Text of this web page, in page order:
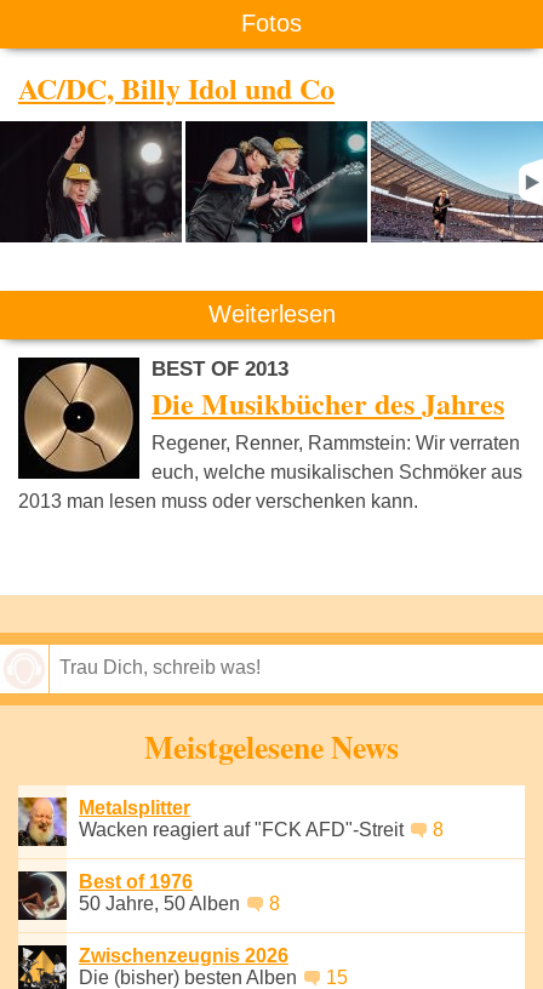
Fotos
AC/DC, Billy Idol und Co
Weiterlesen
BEST OF 2013
Die Musikbücher des Jahres
Regener, Renner, Rammstein: Wir verraten
euch, welche musikalischen Schmöker aus
2013 man lesen muss oder verschenken kann.
Meistgelesene News
Metalsplitter
Wacken reagiert auf "FCK AFD"-Streit
8
Best of 1976
50 Jahre, 50 Alben
8
Zwischenzeugnis 2026
Die (bisher) besten Alben
15